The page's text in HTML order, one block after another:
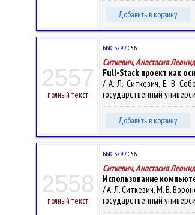
Добавить в корзину
2557
полный текст
ББК 32.97С56
Ситкевич, Анастасия
Full-Stack проект как
/ А. Л. Ситкевич, Е. В.
государственный
Добавить в корзину
2558
полный текст
ББК 32.97С56
Ситкевич, Анастасия
Использование
/ А. Л. Ситкевич, М. В.
государственный